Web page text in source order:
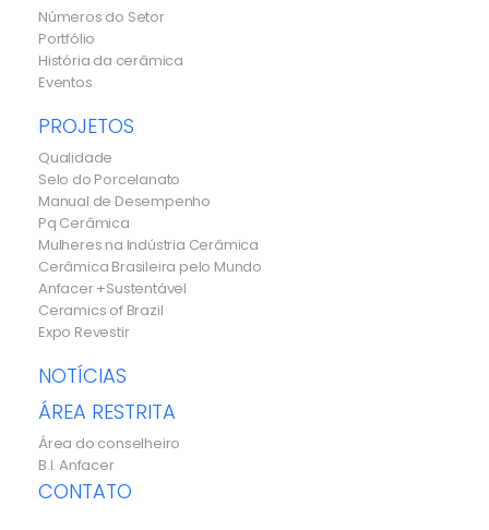
Números do Setor
Portfólio
História da cerâmica
Eventos
PROJETOS
Qualidade
Selo do Porcelanato
Manual de Desempenho
Pq Cerâmica
Mulheres na Indústria Cerâmica
Cerâmica Brasileira pelo Mundo
Anfacer +Sustentável
Ceramics of Brazil
Expo Revestir
NOTÍCIAS
ÁREA RESTRITA
Área do conselheiro
B.I. Anfacer
CONTATO